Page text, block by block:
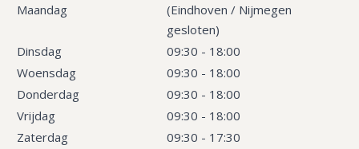
Maandag
(Eindhoven / Nijmegen
gesloten)
Dinsdag
09:30 - 18:00
Woensdag
09:30 - 18:00
Donderdag
09:30 - 18:00
Vrijdag
09:30 - 18:00
Zaterdag
09:30 - 17:30